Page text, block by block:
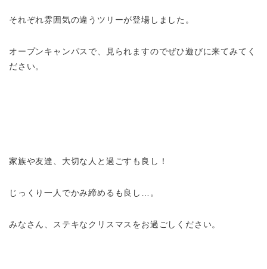
それぞれ雰囲気の違うツリーが登場しました。
オープンキャンパスで、見られますのでぜひ遊びに来てみてく
ださい。
家族や友達、大切な人と過ごすも良し！
じっくり一人でかみ締めるも良し…。
みなさん、ステキなクリスマスをお過ごしください。